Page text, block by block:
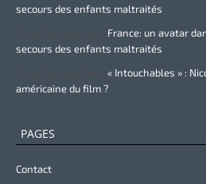
secours des enfants maltraités
France: un avatar
secours des enfants maltraités
« Intouchables » :
américaine du film ?
PAGES
Contact